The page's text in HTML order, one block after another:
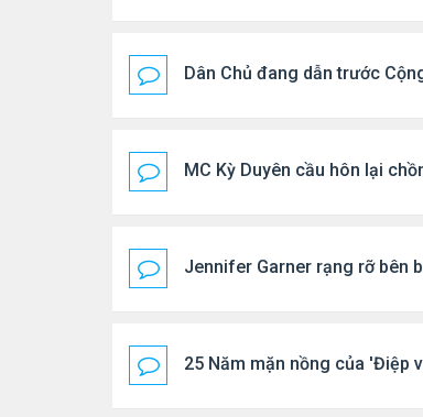
Dân Chủ đang dẫn trước
MC Kỳ Duyên cầu hôn lại
Jennifer Garner rạng rỡ bên
25 Năm mặn nồng của 'Điệp